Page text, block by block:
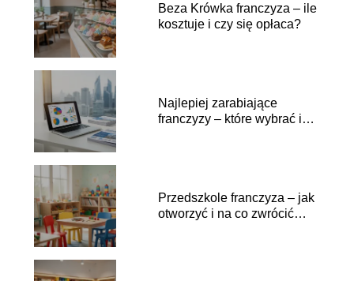
Beza Krówka franczyza – ile
kosztuje i czy się opłaca?
Najlepiej zarabiające
franczyzy – które wybrać i
Przedszkole franczyza – jak
otworzyć i na co zwrócić